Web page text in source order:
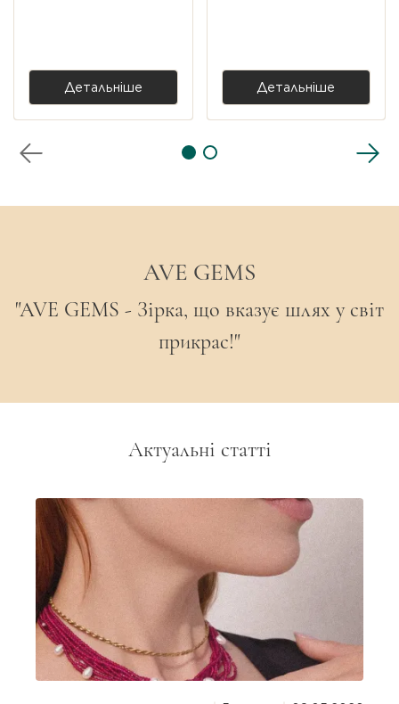
Детальніше Детальніше
AVE GEMS
"AVE GEMS - Зірка, що вказує шлях у світ
прикрас!"
Актуальні статті